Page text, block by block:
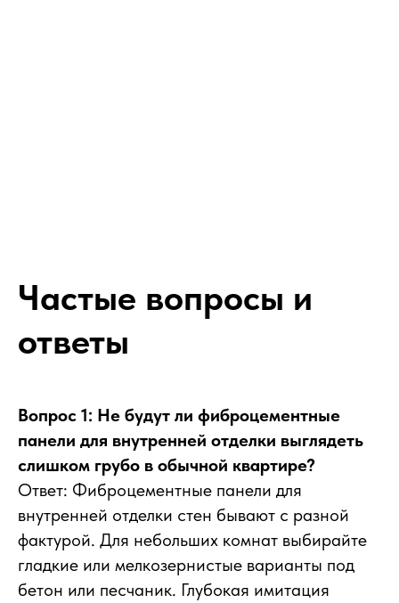
Частые вопросы и
ответы
Вопрос 1: Не будут ли фиброцементные
панели для внутренней отделки выглядеть
слишком грубо в обычной квартире?
Ответ: Фиброцементные панели для
внутренней отделки стен бывают с разной
фактурой. Для небольших комнат выбирайте
гладкие или мелкозернистые варианты под
бетон или песчаник. Глубокая имитация